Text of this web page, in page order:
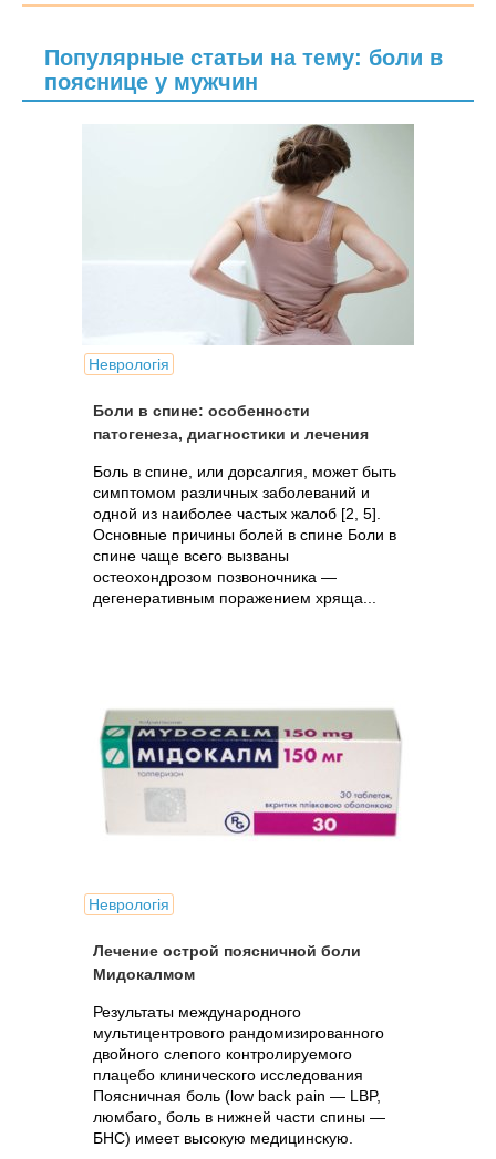
Популярные статьи на тему: боли в
пояснице у мужчин
Неврологія
Боли в спине: особенности
патогенеза, диагностики и лечения
Боль в спине, или дорсалгия, может быть
симптомом различных заболеваний и
одной из наиболее частых жалоб [2, 5].
Основные причины болей в спине Боли в
спине чаще всего вызваны
остеохондрозом позвоночника —
дегенеративным поражением хряща...
Неврологія
Лечение острой поясничной боли
Мидокалмом
Результаты международного
мультицентрового рандомизированного
двойного слепого контролируемого
плацебо клинического исследования
Поясничная боль (low back pain — LBP,
люмбаго, боль в нижней части спины —
БНС) имеет высокую медицинскую.